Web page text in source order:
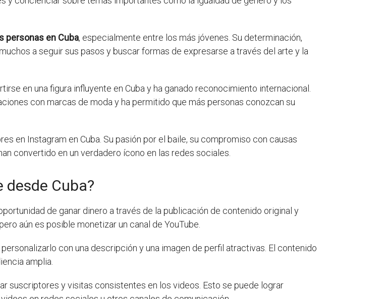
personas en Cuba, especialmente entre los más jóvenes. Su determinación,
a seguir sus pasos y buscar formas de expresarse a través del arte y la
en una figura influyente en Cuba y ha ganado reconocimiento internacional.
con marcas de moda y ha permitido que más personas conozcan su
en Instagram en Cuba. Su pasión por el baile, su compromiso con causas
convertido en un verdadero ícono en las redes sociales.
desde Cuba?
de ganar dinero a través de la publicación de contenido original y
aún es posible monetizar un canal de YouTube.
con una descripción y una imagen de perfil atractivas. El contenido
amplia.
suscriptores y visitas consistentes en los videos. Esto se puede lograr